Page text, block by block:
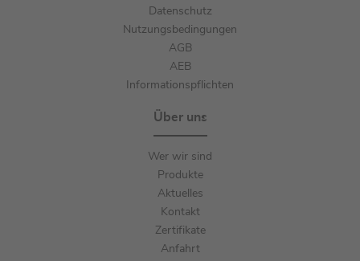
Datenschutz
Nutzungsbedingungen
AGB
AEB
Informationspflichten
Über uns
Wer wir sind
Produkte
Aktuelles
Kontakt
Zertifikate
Anfahrt